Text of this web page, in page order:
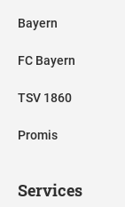
Bayern
FC Bayern
TSV 1860
Promis
Services